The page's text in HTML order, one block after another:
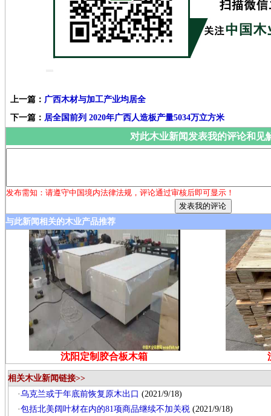
上一篇： 广西木材与加工产业均居全
下一篇： 居全国前列 2020年广西人造板产量5034万立方米
对此木业新闻发表我的评论和见
发布需知：请遵守中国境内法律法规，评论通过审核后即可显示！
与此新闻相关的木业产品推荐
沈阳定制胶合板木箱
相关木业新闻链接>>
·乌克兰或于年底前恢复原木出口 (2021/9/18)
·包括北美阔叶材在内的81项商品继续不加关税 (2021/9/18)